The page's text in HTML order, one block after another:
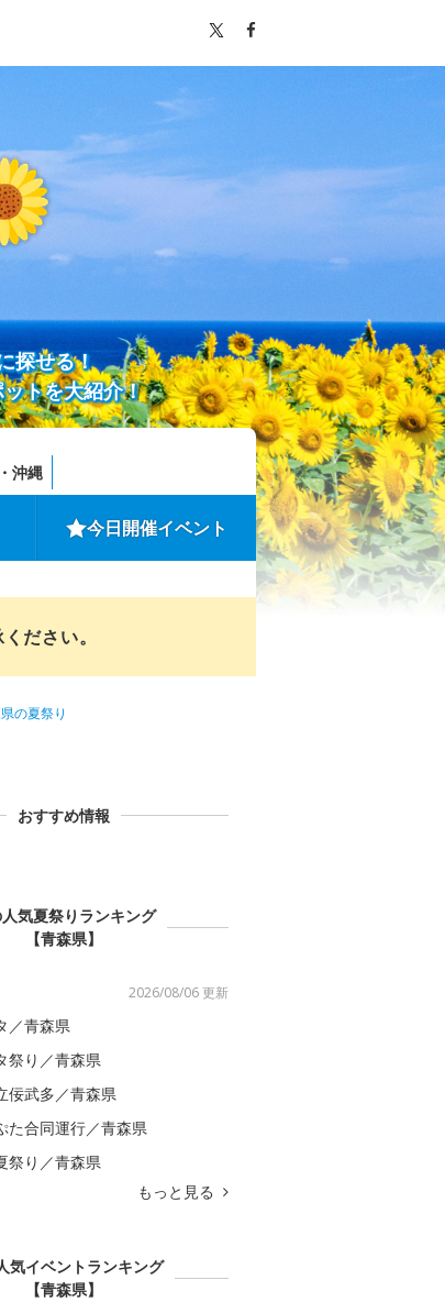
探せる！
トを大紹介！
沖縄
今日開催イベント
ださい。
の夏祭り
おすすめ情報
気夏祭りランキング
【青森県】
2026/08/06 更新
／青森県
祭り／青森県
佞武多／青森県
た合同運行／青森県
祭り／青森県
もっと見る
気イベントランキング
【青森県】